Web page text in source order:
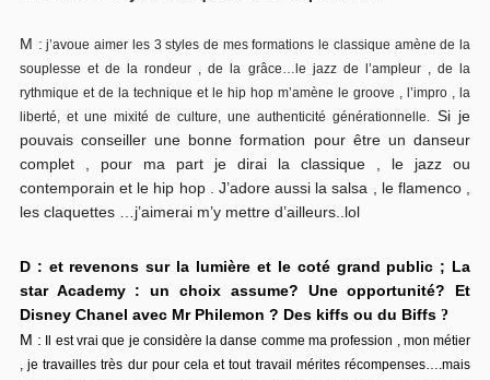
M : j’avoue aimer les 3 styles de mes formations le classique amène de la
souplesse et de la rondeur , de la grâce…le jazz de l’ampleur , de la
rythmique et de la technique et le hip hop m’amène le groove , l’impro , la
liberté, et une mixité de culture, une authenticité générationnelle. Si je
pouvais conseiller une bonne formation pour être un danseur
complet , pour ma part je dirai la classique , le jazz ou
contemporain et le hip hop . J’adore aussi la salsa , le flamenco ,
les claquettes …j’aimerai m’y mettre d’ailleurs..lol
D : et revenons sur la lumière et le coté grand public ; La
star Academy : un choix assume? Une opportunité? Et
Disney Chanel avec Mr Philemon ? Des kiffs ou du Biffs ?
M : Il est vrai que je considère la danse comme ma profession , mon métier
, je travailles très dur pour cela et tout travail mérites récompenses….mais